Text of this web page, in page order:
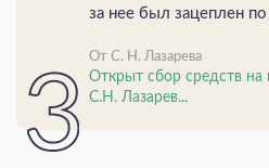
за нее был зацеплен
От С. Н. Лазарева
Открыт сбор средств на
С.Н. Лазарев...